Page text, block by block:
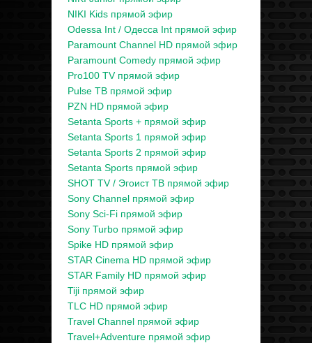
NIKI Kids прямой эфир
Odessa Int / Одесса Int прямой эфир
Paramount Channel HD прямой эфир
Paramount Comedy прямой эфир
Pro100 TV прямой эфир
Pulse ТВ прямой эфир
PZN HD прямой эфир
Setanta Sports + прямой эфир
Setanta Sports 1 прямой эфир
Setanta Sports 2 прямой эфир
Setanta Sports прямой эфир
SHOT TV / Эгоист ТВ прямой эфир
Sony Channel прямой эфир
Sony Sci-Fi прямой эфир
Sony Turbo прямой эфир
Spike HD прямой эфир
STAR Cinema HD прямой эфир
STAR Family HD прямой эфир
Tiji прямой эфир
TLC HD прямой эфир
Travel Channel прямой эфир
Travel+Adventure прямой эфир